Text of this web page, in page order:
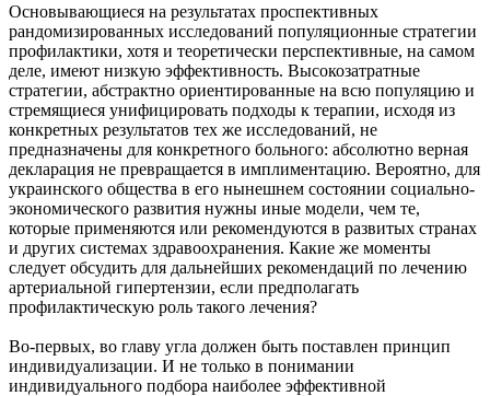
Основывающиеся на результатах проспективных
рандомизированных исследований популяционные стратегии
профилактики, хотя и теоретически перспективные, на самом
деле, имеют низкую эффективность. Высокозатратные
стратегии, абстрактно ориентированные на всю популяцию и
стремящиеся унифицировать подходы к терапии, исходя из
конкретных результатов тех же исследований, не
предназначены для конкретного больного: абсолютно верная
декларация не превращается в имплиментацию. Вероятно, для
украинского общества в его нынешнем состоянии социально-
экономического развития нужны иные модели, чем те,
которые применяются или рекомендуются в развитых странах
и других системах здравоохранения. Какие же моменты
следует обсудить для дальнейших рекомендаций по лечению
артериальной гипертензии, если предполагать
профилактическую роль такого лечения?
Во-первых, во главу угла должен быть поставлен принцип
индивидуализации. И не только в понимании
индивидуального подбора наиболее эффективной